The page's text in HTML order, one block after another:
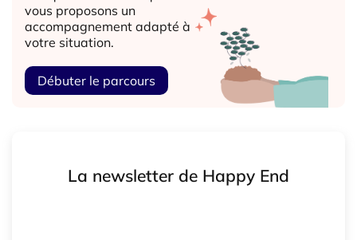
vous proposons un
accompagnement adapté à
votre situation.
Débuter le parcours
La newsletter de Happy End